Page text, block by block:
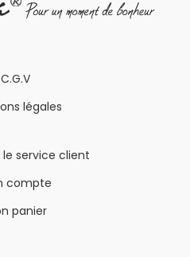
C.G.V
légales
service client
compte
panier